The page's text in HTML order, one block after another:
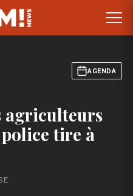
AGENDA
agriculteurs
tire à